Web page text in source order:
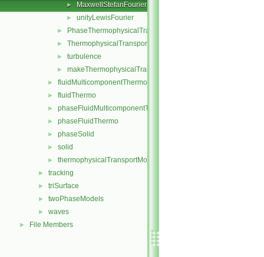
► MaxwellStefanFourier
► unityLewisFourier
► PhaseThermophysicalTransportModel
► ThermophysicalTransportModel
► turbulence
► makeThermophysicalTransportModel.H
► fluidMulticomponentThermo
► fluidThermo
► phaseFluidMulticomponentThermo
► phaseFluidThermo
► phaseSolid
► solid
► thermophysicalTransportModel
► tracking
► triSurface
► twoPhaseModels
► waves
► File Members